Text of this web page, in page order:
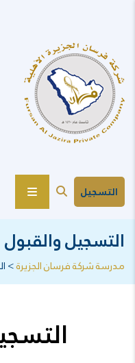
التسجيل
التسجيل والقبول
مدرسة شركة فرسان الجزيرة>